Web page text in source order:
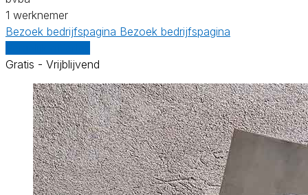
1 werknemer
Bezoek bedrijfspagina Bezoek bedrijfspagina
Gratis - Vrijblijvend